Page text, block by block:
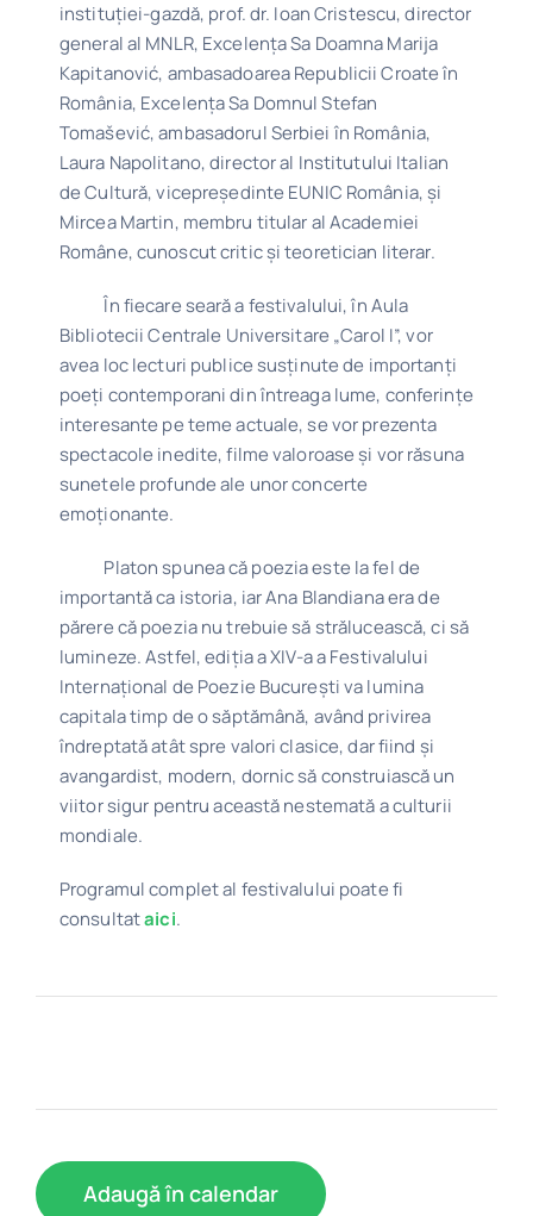
instituției-gazdă, prof. dr. Ioan Cristescu, director
general al MNLR, Excelența Sa Doamna Marija
Kapitanović, ambasadoarea Republicii Croate în
România, Excelența Sa Domnul Stefan
Tomašević, ambasadorul Serbiei în România,
Laura Napolitano, director al Institutului Italian
de Cultură, vicepreședinte EUNIC România, și
Mircea Martin, membru titular al Academiei
Române, cunoscut critic și teoretician literar.
În fiecare seară a festivalului, în Aula
Bibliotecii Centrale Universitare „Carol I”, vor
avea loc lecturi publice susținute de importanți
poeți contemporani din întreaga lume, conferințe
interesante pe teme actuale, se vor prezenta
spectacole inedite, filme valoroase și vor răsuna
sunetele profunde ale unor concerte
emoționante.
Platon spunea că poezia este la fel de
importantă ca istoria, iar Ana Blandiana era de
părere că poezia nu trebuie să strălucească, ci să
lumineze. Astfel, ediția a XIV-a a Festivalului
Internațional de Poezie București va lumina
capitala timp de o săptămână, având privirea
îndreptată atât spre valori clasice, dar fiind și
avangardist, modern, dornic să construiască un
viitor sigur pentru această nestemată a culturii
mondiale.
Programul complet al festivalului poate fi
consultataici.
Adaugă în calendar